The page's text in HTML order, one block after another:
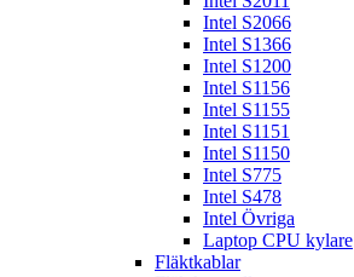
Intel S2066
Intel S1366
Intel S1200
Intel S1156
Intel S1155
Intel S1151
Intel S1150
Intel S775
Intel S478
Intel Övriga
Laptop CPU kylare
Fläktkablar